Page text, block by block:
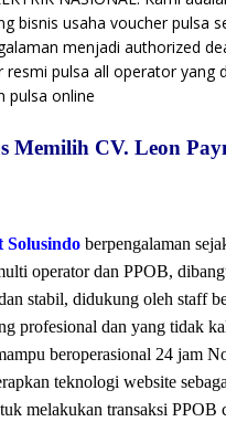
bisnis usaha voucher pulsa
menjadi authorized
resmi pulsa all operator yang
pulsa online
Memilih CV. Leon
Solusindo berpengalaman
operator dan PPOB,
stabil, didukung oleh staff
profesional dan yang tidak
beroperasional 24 jam
teknologi website
melakukan transaksi PPOB